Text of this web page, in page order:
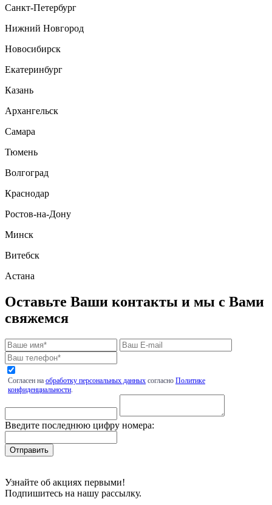
Санкт-Петербург
Нижний Новгород
Новосибирск
Екатеринбург
Казань
Архангельск
Самара
Тюмень
Волгоград
Краснодар
Ростов-на-Дону
Минск
Витебск
Астана
Оставьте Ваши контакты и мы с Вами
свяжемся
Согласен на обработку персональных данных согласно Политике
конфиденциальности.
Введите последнюю цифру номера:
Узнайте об акциях первыми!
Подпишитесь на нашу рассылку.